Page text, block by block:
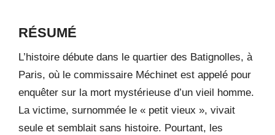
RÉSUMÉ
L’histoire débute dans le quartier des Batignolles, à
Paris, où le commissaire Méchinet est appelé pour
enquêter sur la mort mystérieuse d’un vieil homme.
La victime, surnommée le « petit vieux », vivait
seule et semblait sans histoire. Pourtant, les